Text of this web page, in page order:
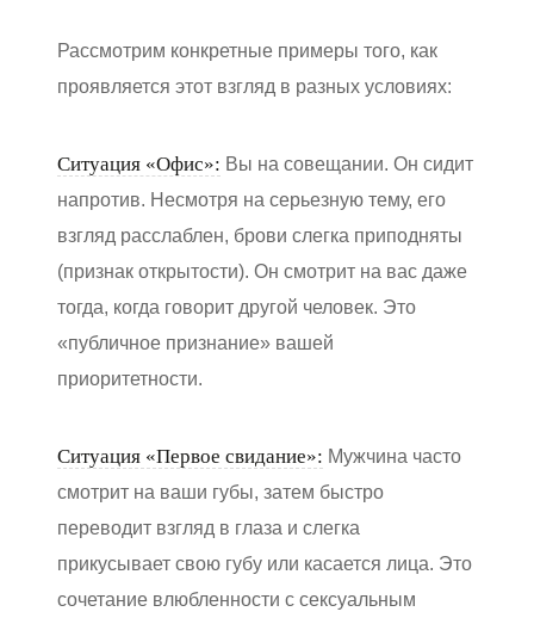
Рассмотрим конкретные примеры того, как
проявляется этот взгляд в разных условиях:
Ситуация «Офис»: Вы на совещании. Он сидит
напротив. Несмотря на серьезную тему, его
взгляд расслаблен, брови слегка приподняты
(признак открытости). Он смотрит на вас даже
тогда, когда говорит другой человек. Это
«публичное признание» вашей
приоритетности.
Ситуация «Первое свидание»: Мужчина часто
смотрит на ваши губы, затем быстро
переводит взгляд в глаза и слегка
прикусывает свою губу или касается лица. Это
сочетание влюбленности с сексуальным